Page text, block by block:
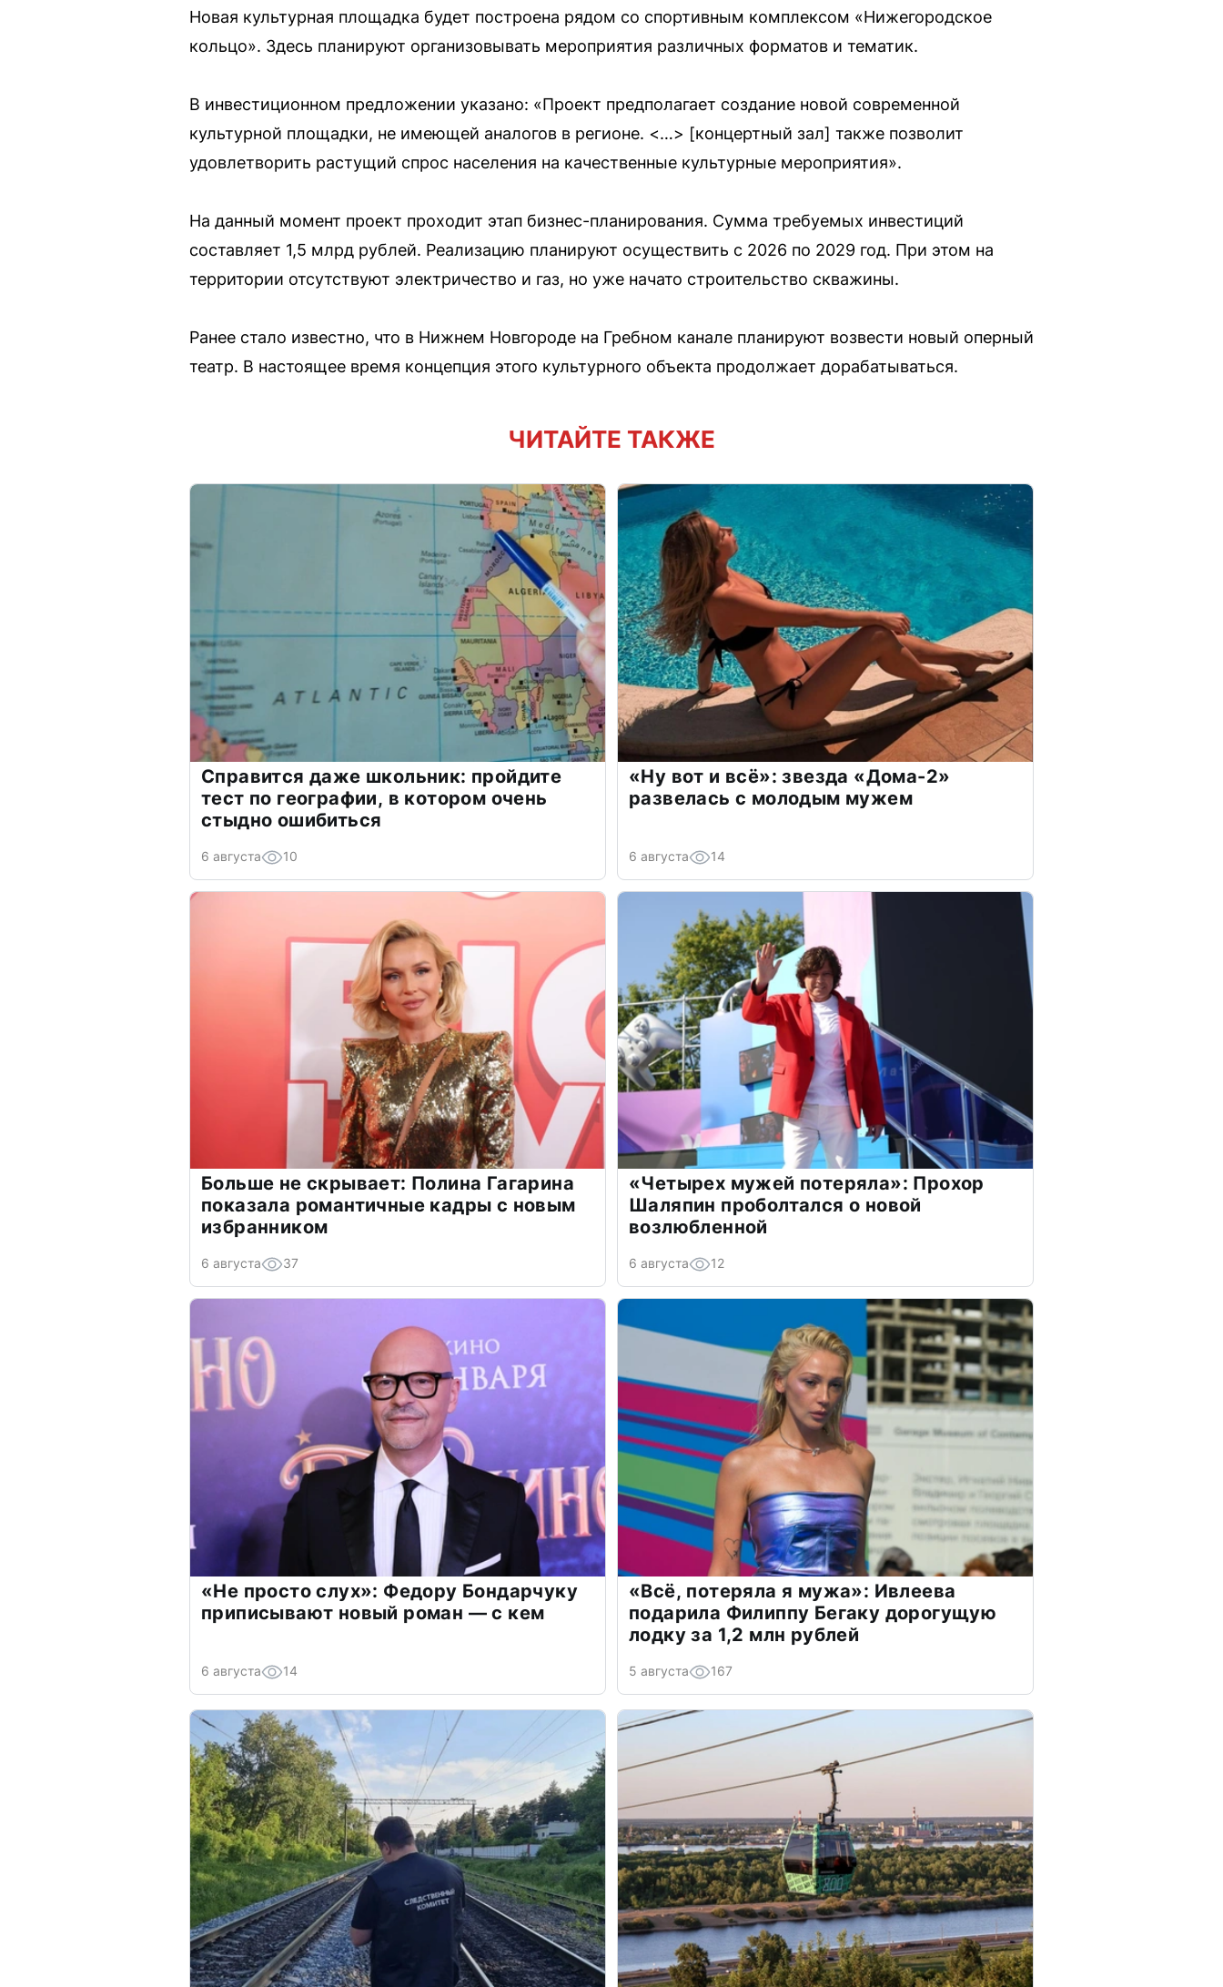
Новая культурная площадка будет построена рядом со спортивным комплексом «Нижегородское
кольцо». Здесь планируют организовывать мероприятия различных форматов и тематик.
В инвестиционном предложении указано: «Проект предполагает создание новой современной
культурной площадки, не имеющей аналогов в регионе. <…> [концертный зал] также позволит
удовлетворить растущий спрос населения на качественные культурные мероприятия».
На данный момент проект проходит этап бизнес-планирования. Сумма требуемых инвестиций
составляет 1,5 млрд рублей. Реализацию планируют осуществить с 2026 по 2029 год. При этом на
территории отсутствуют электричество и газ, но уже начато строительство скважины.
Ранее стало известно, что в Нижнем Новгороде на Гребном канале планируют возвести новый оперный
театр. В настоящее время концепция этого культурного объекта продолжает дорабатываться.
ЧИТАЙТЕ ТАКЖЕ
Справится даже школьник: пройдите
тест по географии, в котором очень
стыдно ошибиться
6 августа 10
«Ну вот и всё»: звезда «Дома-2»
развелась с молодым мужем
6 августа 14
Больше не скрывает: Полина Гагарина
показала романтичные кадры с новым
избранником
6 августа 37
«Четырех мужей потеряла»: Прохор
Шаляпин проболтался о новой
возлюбленной
6 августа 12
«Не просто слух»: Федору Бондарчуку
приписывают новый роман — с кем
6 августа 14
«Всё, потеряла я мужа»: Ивлеева
подарила Филиппу Бегаку дорогущую
лодку за 1,2 млн рублей
5 августа 167